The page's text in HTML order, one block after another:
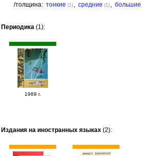
/толщина: тонкие (1) , средние (1) , большие
Периодика (1):
1969 г.
Издания на иностранных языках (2):